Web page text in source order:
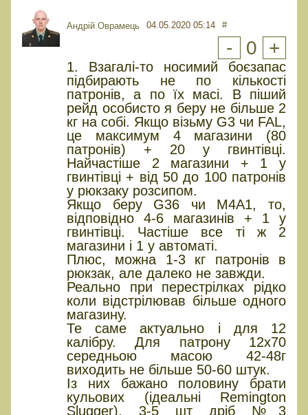
Андрій Оврамець 04.05.2020 05:14 #
- 0 +
1. Взагалі-то носимий боєзапас
підбирають не по кількості
патронів, а по їх масі. В піший
рейд особисто я беру не більше 2
кг на собі. Якщо візьму G3 чи FAL,
це максимум 4 магазини (80
патронів) + 20 у гвинтівці.
Найчастіше 2 магазини + 1 у
гвинтівці + від 50 до 100 патронів
у рюкзаку розсипом.
Якщо беру G36 чи М4А1, то,
відповідно 4-6 магазинів + 1 у
гвинтівці. Частіше все ті ж 2
магазини і 1 у автоматі.
Плюс, можна 1-3 кг патронів в
рюкзак, але далеко не завжди.
Реально при перестрілках рідко
коли відстрілював більше одного
магазину.
Те саме актуально і для 12
калібру. Для патрону 12х70
середньою масою 42-48г
виходить не більше 50-60 штук.
Із них бажано половину брати
кульових (ідеальні Remington
Slugger), 3-5 шт дріб №3